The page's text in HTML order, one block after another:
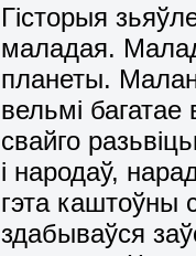
Гістоpыя
маладая.
планеты.
вельмі
свайго
і наpодаў,
гэта каштоўны
здабываўся